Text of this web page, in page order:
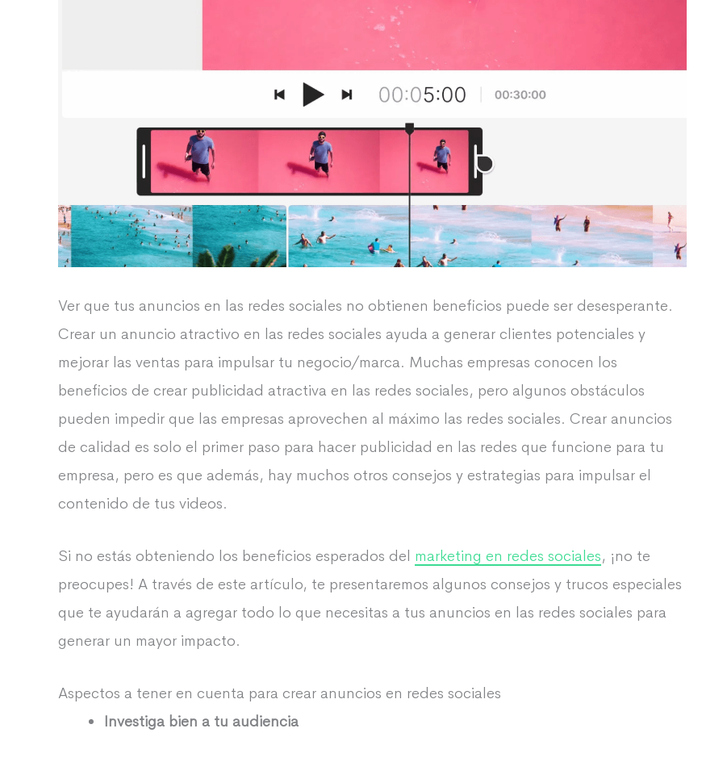
Ver que tus anuncios en las redes sociales no obtienen beneficios puede ser desesperante.
Crear un anuncio atractivo en las redes sociales ayuda a generar clientes potenciales y
mejorar las ventas para impulsar tu negocio/marca. Muchas empresas conocen los
beneficios de crear publicidad atractiva en las redes sociales, pero algunos obstáculos
pueden impedir que las empresas aprovechen al máximo las redes sociales. Crear anuncios
de calidad es solo el primer paso para hacer publicidad en las redes que funcione para tu
empresa, pero es que además, hay muchos otros consejos y estrategias para impulsar el
contenido de tus videos.
Si no estás obteniendo los beneficios esperados del marketing en redes sociales, ¡no te
preocupes! A través de este artículo, te presentaremos algunos consejos y trucos especiales
que te ayudarán a agregar todo lo que necesitas a tus anuncios en las redes sociales para
generar un mayor impacto.
Aspectos a tener en cuenta para crear anuncios en redes sociales
Investiga bien a tu audiencia